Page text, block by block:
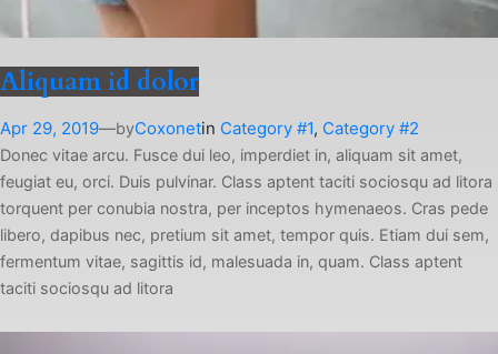
Aliquam id dolor
Apr 29, 2019—byCoxonetin Category #1, Category #2
Donec vitae arcu. Fusce dui leo, imperdiet in, aliquam sit amet,
feugiat eu, orci. Duis pulvinar. Class aptent taciti sociosqu ad litora
torquent per conubia nostra, per inceptos hymenaeos. Cras pede
libero, dapibus nec, pretium sit amet, tempor quis. Etiam dui sem,
fermentum vitae, sagittis id, malesuada in, quam. Class aptent
taciti sociosqu ad litora